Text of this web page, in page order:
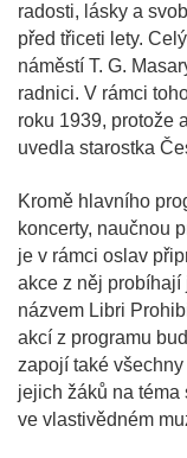
radosti, lásky a
před třiceti lety.
náměstí T. G.
radnici. V rámci
roku 1939, protože
uvedla starostka
Kromě hlavního
koncerty, naučnou
je v rámci oslav
akce z něj
názvem Libri
akcí z programu
zapojí také
jejich žáků na
ve vlastivědném